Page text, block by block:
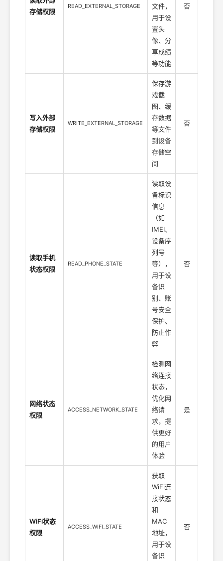
存储权限
READ_EXTERNAL_STORAGE
文件，
用于设
置头
像、分
享成绩
等功能
否
写入外部
存储权限
WRITE_EXTERNAL_STORAGE
保存游
戏截
图、缓
存数据
等文件
到设备
存储空
间
否
读取手机
状态权限
READ_PHONE_STATE
读取设
备标识
信息
（如
IMEI、
设备序
列号
等），
用于设
备识
别、账
号安全
保护、
防止作
弊
否
网络状态
权限
ACCESS_NETWORK_STATE
检测网
络连接
状态，
优化网
络请
求，提
供更好
的用户
体验
是
WiFi状态
权限
ACCESS_WIFI_STATE
获取
WiFi连
接状态
和
MAC
地址，
用于设
备识
否